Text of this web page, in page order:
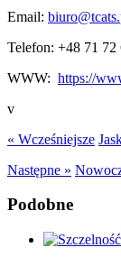
Email:
Telefon: +48 71 72
WWW: https://
v
« Wcześniejsze
Następne »
Podobne